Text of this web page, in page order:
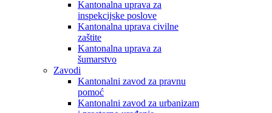
Kantonalna uprava za
inspekcijske poslove
Kantonalna uprava civilne
zaštite
Kantonalna uprava za
šumarstvo
Zavodi
Kantonalni zavod za pravnu
pomoć
Kantonalni zavod za urbanizam